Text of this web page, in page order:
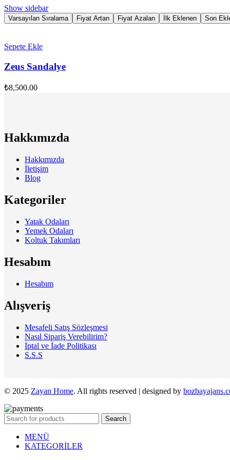
Show sidebar
Varsayılan Sıralama Fiyat Artan Fiyat Azalan İlk Eklenen Son
Sepete Ekle
Zeus Sandalye
₺8,500.00
Hakkımızda
Hakkımızda
İletişim
Blog
Kategoriler
Yatak Odaları
Yemek Odaları
Koltuk Takımları
Hesabım
Hesabım
Alışveriş
Mesafeli Satış Sözleşmesi
Nasıl Sipariş Verebilirim?
İptal ve İade Politikası
S.S.S
© 2025 Zayan Home. All rights reserved | designed by
Search
MENÜ
KATEGORİLER